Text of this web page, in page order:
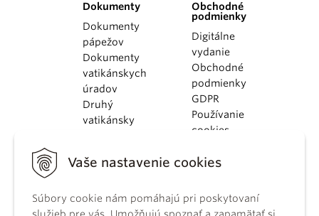
Vaše nastavenie cookies
Súbory cookie nám pomáhajú pri poskytovaní
Dokumenty
Dokumenty
pápežov
Dokumenty
vatikánskych
úradov
Druhý
vatikánsky
KBS
kánonického
Obchodné
podmienky
Digitálne
vydanie
Obchodné
podmienky
GDPR
Používanie
cookies